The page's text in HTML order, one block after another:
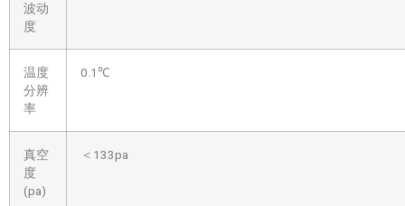
波动
度
温度
分辨
率
0.1℃
真空
度
(pa)
＜133pa